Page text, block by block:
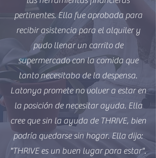
pertinentes. Ella fue aprobada para
recibir asistencia para el alquiler y
pudo llenar un carrito de
supermercado con la comida que
tanto necesitaba de la despensa.
Latonya promete no volver a estar en
la posición de necesitar ayuda. Ella
cree que sin la ayuda de THRIVE, bien
podría quedarse sin hogar. Ella dijo:
"THRIVE es un buen lugar para estar".